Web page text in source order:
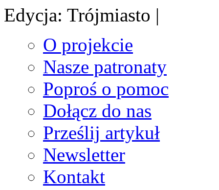
Edycja: Trójmiasto |
O projekcie
Nasze patronaty
Poproś o pomoc
Dołącz do nas
Prześlij artykuł
Newsletter
Kontakt